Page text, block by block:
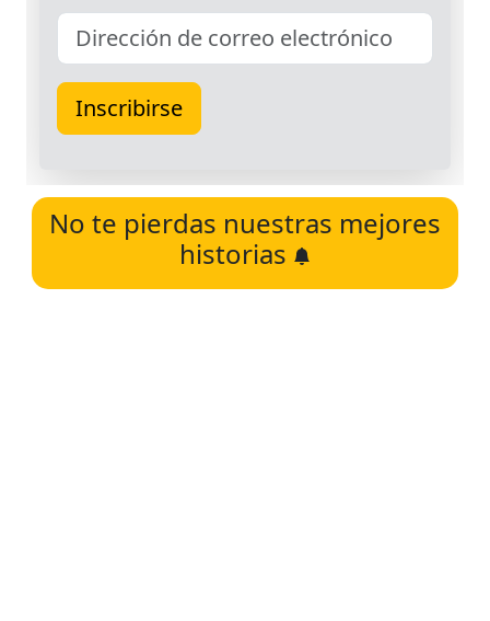
No te pierdas nuestras mejores
historias